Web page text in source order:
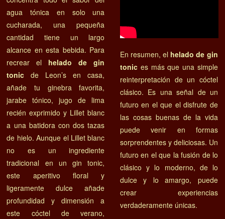
agua tónica en solo una
cucharada, una pequeña
cantidad tiene un largo
alcance en esta bebida. Para
recrear el helado de gin
tonic de Leon’s en casa,
añade tu ginebra favorita,
jarabe tónico, jugo de lima
recién exprimido y Lillet blanc
a una batidora con dos tazas
de hielo. Aunque el Lillet blanc
no es un ingrediente
tradicional en un gin tonic,
este aperitivo floral y
ligeramente dulce añade
profundidad y dimensión a
este cóctel de verano,
En resumen, el helado de gin
tonices más que una simple
reinterpretación de un cóctel
clásico. Es una señal de un
futuro en el que el disfrute de
las cosas buenas de la vida
puede venir en formas
sorprendentes y deliciosas. Un
futuro en el que la fusión de lo
clásico y lo moderno, de lo
dulce y lo amargo, puede
crear experiencias
verdaderamente únicas.